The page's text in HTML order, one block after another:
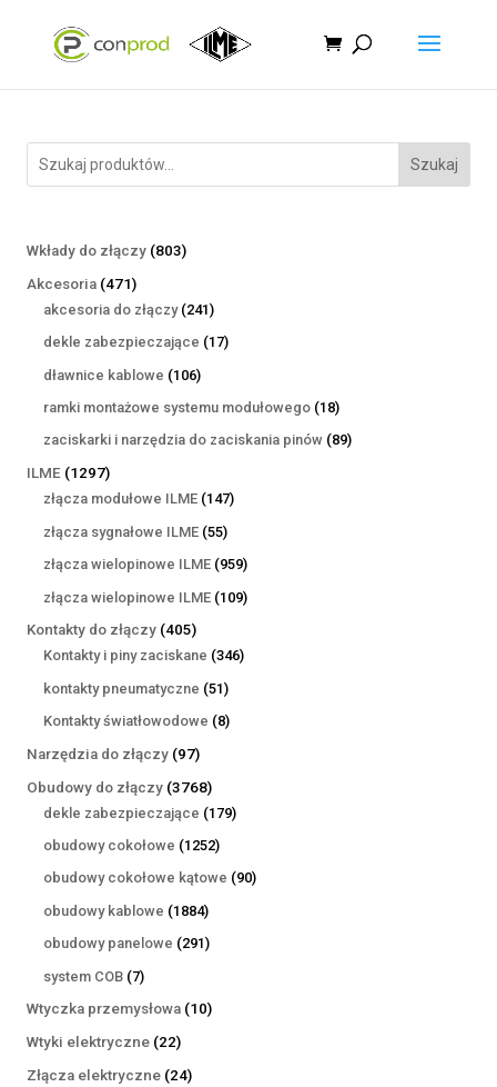
Szukaj
Wkłady do złączy 803803
Akcesoria 471471
produktów
akcesoria do złączy 241241
produktów
dekle zabezpieczające 1717
dławnice kablowe 106106
produktów
ramki montażowe systemu modułowego 1818
produktów
zaciskarki i narzędzia do zaciskania pinów 8989
ILME 12971297
produktów
złącza modułowe ILME 147147
złącza sygnałowe ILME 5555
produktów
złącza wielopinowe ILME 959959
produktów
złącza wielopinowe ILME 109109
Kontakty do złączy 405405
produktów
Kontakty i piny zaciskane 346346
kontakty pneumatyczne 5151
produktów
Kontakty światłowodowe 88
Narzędzia do złączy 9797
produktów
Obudowy do złączy 37683768
produktów
dekle zabezpieczające 179179
obudowy cokołowe 12521252
produkty
obudowy cokołowe kątowe 9090
obudowy kablowe 18841884
produkty
obudowy panelowe 291291
system COB 77
produktów
Wtyczka przemysłowa 1010
Wtyki elektryczne 2222
produkty
Złącza elektryczne 2424